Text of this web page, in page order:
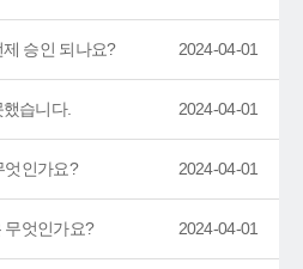
승인 되나요? 2024-04-01
습니다. 2024-04-01
엇인가요? 2024-04-01
무엇인가요? 2024-04-01